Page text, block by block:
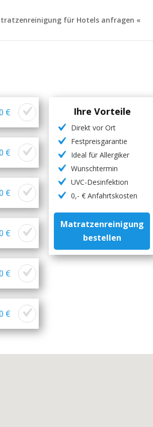
für Hotels anfragen «
€
€
€
€
€
€
Ihre Vorteile
Direkt vor Ort
Festpreisgarantie
Ideal für Allergiker
Wunschtermin
UVC-Desinfektion
0,- € Anfahrtskosten
Matratzenreinigung
bestellen